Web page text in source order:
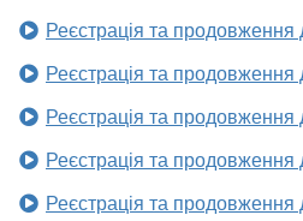
Реєстрація та продовження
Реєстрація та продовження
Реєстрація та продовження
Реєстрація та продовження
Реєстрація та продовження